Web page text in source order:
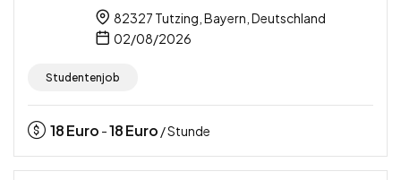
82327 Tutzing, Bayern, Deutschland
02/08/2026
Studentenjob
18Euro -18Euro / Stunde